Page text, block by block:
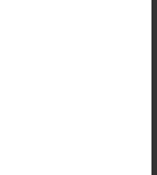
啡館，還有可愛貓
台中平價港式料理
的咖哩飯專賣店
人氣薑母鴨，湯頭
，從小攤車賣到有
肉火鍋豐原展店，
四種口味各來一份也